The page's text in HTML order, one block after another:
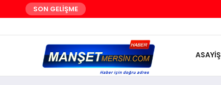
SON GELİŞME
ASAYİŞ